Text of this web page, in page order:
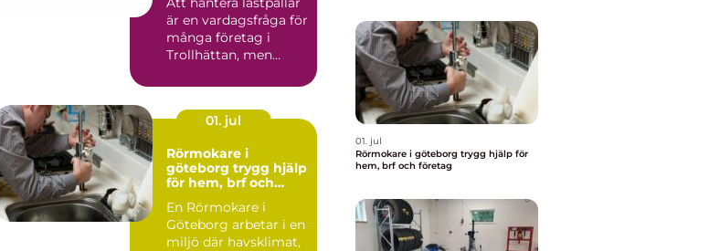
är en vardagsfråga för
många företag i
Trollhättan, men
me...
01. jul
Rörmokare i
göteborg trygg hjälp
för hem, brf och
En Rörmokare i
Göteborg arbetar i en
miljö där havsklimat,
01. jul
Rörmokare i göteborg trygg hjälp för
hem, brf och företag